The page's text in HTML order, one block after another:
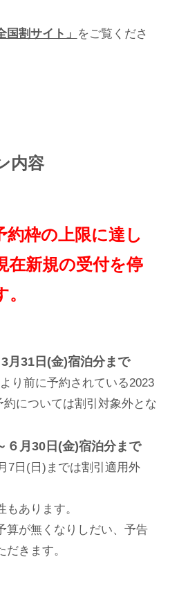
国割サイト」 をご覧くださ
内容
約枠の上限に達し
在新規の受付を停
月31日(金)宿泊分まで
り前に予約されている2023
については割引対象外とな
６月30日(金)宿泊分まで
7日(日)までは割引適用外
あります。
が無くなりしだい、予告
きます。